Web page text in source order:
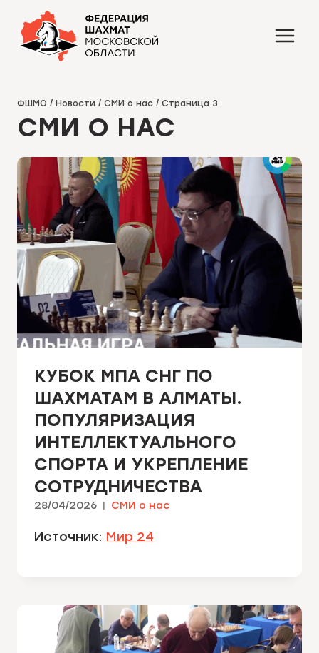
Перейти
содержимому
ФШМО / Новости / СМИ о нас / Страница 3
СМИ О НАС
КУБОК МПА СНГ ПО
ШАХМАТАМ В АЛМАТЫ.
ПОПУЛЯРИЗАЦИЯ
ИНТЕЛЛЕКТУАЛЬНОГО
СПОРТА И УКРЕПЛЕНИЕ
СОТРУДНИЧЕСТВА
28/04/2026 СМИ о нас
Источник: Мир 24